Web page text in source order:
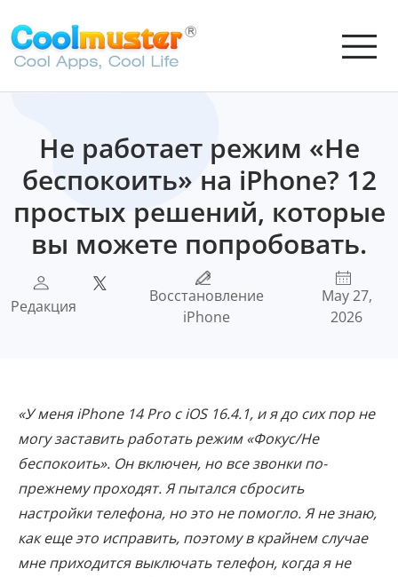
Не работает режим «Не
беспокоить» на iPhone? 12
простых решений, которые
вы можете попробовать.
Редакция
Восстановление
iPhone
May 27,
2026
«У меня iPhone 14 Pro с iOS 16.4.1, и я до сих пор не
могу заставить работать режим «Фокус/Не
беспокоить». Он включен, но все звонки по-
прежнему проходят. Я пытался сбросить
настройки телефона, но это не помогло. Я не знаю,
как еще это исправить, поэтому в крайнем случае
мне приходится выключать телефон, когда я не